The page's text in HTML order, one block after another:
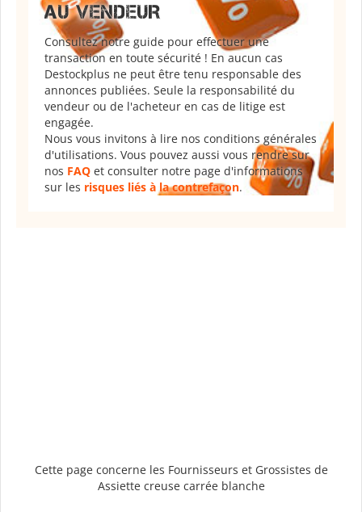
AU VENDEUR
Consultez notre guide pour effectuer une
transaction en toute sécurité ! En aucun cas
Destockplus ne peut être tenu responsable des
annonces publiées. Seule la responsabilité du
vendeur ou de l'acheteur en cas de litige est
engagée.
Nous vous invitons à lire nos conditions générales
d'utilisations. Vous pouvez aussi vous rendre sur
nos FAQ et consulter notre page d'informations
sur les risques liés à la contrefaçon.
Cette page concerne les Fournisseurs et Grossistes de
Assiette creuse carrée blanche